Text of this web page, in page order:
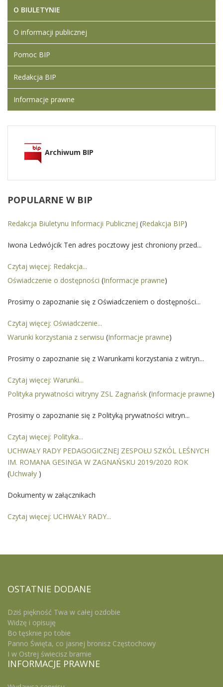
O BIULETYNIE
O informacji publicznej
Pomoc BIP
Redakcja BIP
Informacje prawne
Archiwum BIP
POPULARNE W BIP
Redakcja Biuletynu Informacji Publicznej (Redakcja BIP)
Iwona Ledwójcik Ten adres pocztowy jest chroniony przed...
Czytaj więcej: Redakcja...
Oświadczenie o dostępności (Informacje prawne)
Prosimy o zapoznanie się z Oświadczeniem o dostępności...
Czytaj więcej: Oświadczenie...
Warunki korzystania z serwisu (Informacje prawne)
Prosimy o zapoznanie się z Warunkami korzystania z witryn...
Czytaj więcej: Warunki...
Polityka prywatności witryny ZSL Zagnańsk (Informacje prawne)
Prosimy o zapoznanie się z Polityką prywatności witryn...
Czytaj więcej: Polityka...
UCHWAŁY RADY PEDAGOGICZNEJ ZESPOŁU SZKÓL LEŚNYCH
IM. ROMANA GESINGA W ZAGNAŃSKU 2019/2020 ROK
(Uchwały )
Dokumenty w załącznikach
Czytaj więcej: UCHWAŁY RADY...
OSTATNIE DODANE
Dziś piękność Twa w całej ozdobie
Widzę i opisuję
Bo tęsknie po tobie
Panno Święta, co jasnej bronisz Częstochowy
I w Ostrej świecisz bramie
INFORMACJE PRAWNE